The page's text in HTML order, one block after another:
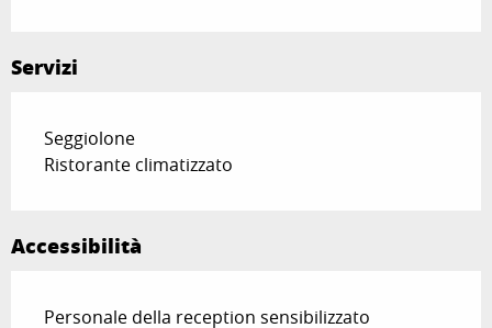
Servizi
Seggiolone
Ristorante climatizzato
Accessibilità
Personale della reception sensibilizzato